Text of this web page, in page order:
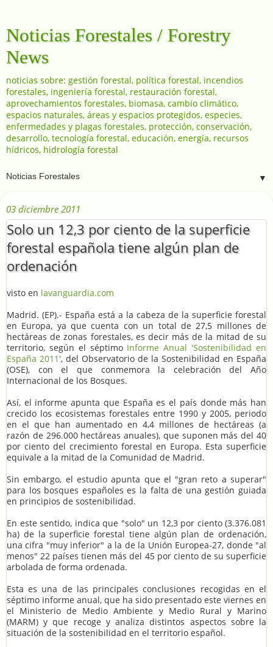
Noticias Forestales / Forestry
News
noticias sobre: gestión forestal, política forestal, incendios
forestales, ingeniería forestal, restauración forestal,
aprovechamientos forestales, biomasa, cambio climático,
espacios naturales, áreas y espacios protegidos, especies,
enfermedades y plagas forestales, protección, conservación,
desarrollo, tecnología forestal, educación, energía, recursos
hídricos, hidrología forestal
▼
03 diciembre 2011
Solo un 12,3 por ciento de la superficie
forestal española tiene algún plan de
ordenación
visto en lavanguardia.com
Madrid. (EP).- España está a la cabeza de la superficie forestal
en Europa, ya que cuenta con un total de 27,5 millones de
hectáreas de zonas forestales, es decir más de la mitad de su
territorio, según el séptimo Informe Anual 'Sostenibilidad en
España 2011', del Observatorio de la Sostenibilidad en España
(OSE), con el que conmemora la celebración del Año
Internacional de los Bosques.
Así, el informe apunta que España es el país donde más han
crecido los ecosistemas forestales entre 1990 y 2005, periodo
en el que han aumentado en 4,4 millones de hectáreas (a
razón de 296.000 hectáreas anuales), que suponen más del 40
por ciento del crecimiento forestal en Europa. Esta superficie
equivale a la mitad de la Comunidad de Madrid.
Sin embargo, el estudio apunta que el "gran reto a superar"
para los bosques españoles es la falta de una gestión guiada
en principios de sostenibilidad.
En este sentido, indica que "solo" un 12,3 por ciento (3.376.081
ha) de la superficie forestal tiene algún plan de ordenación,
una cifra "muy inferior" a la de la Unión Europea-27, donde "al
menos" 22 países tienen más del 45 por ciento de su superficie
arbolada de forma ordenada.
Esta es una de las principales conclusiones recogidas en el
séptimo informe anual, que ha sido presentado este viernes en
el Ministerio de Medio Ambiente y Medio Rural y Marino
(MARM) y que recoge y analiza distintos aspectos sobre la
situación de la sostenibilidad en el territorio español.